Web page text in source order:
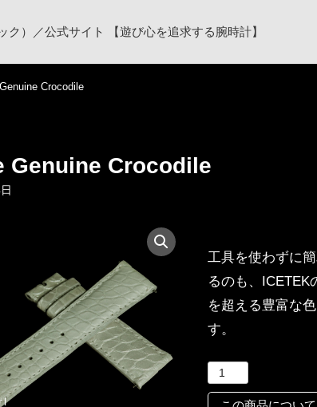
ク）／公式サイト 【遊び心を追求する腕時計】
Crocodile
Genuine Crocodile
工具を使わずに
るのも、ICETEK
を超える豊富な
す。